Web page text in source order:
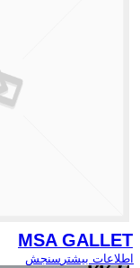
MSA GALLET
اطلاعات بیشتر سنجش